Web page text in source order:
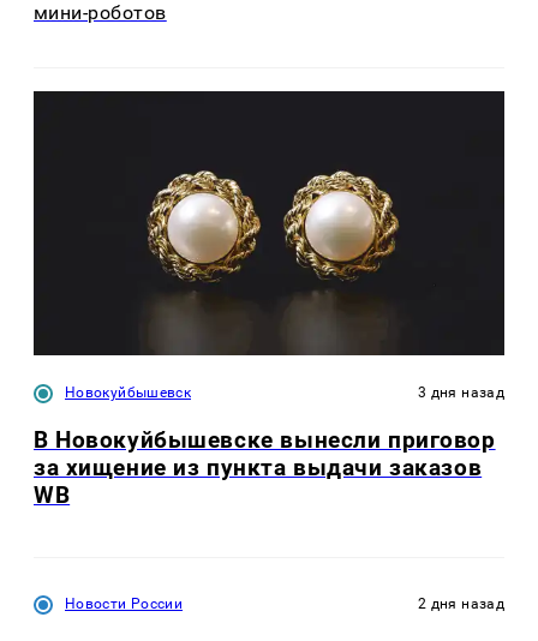
мини-роботов
Новокуйбышевск 3 дня назад
В Новокуйбышевске вынесли приговор
за хищение из пункта выдачи заказов
WB
Новости России 2 дня назад